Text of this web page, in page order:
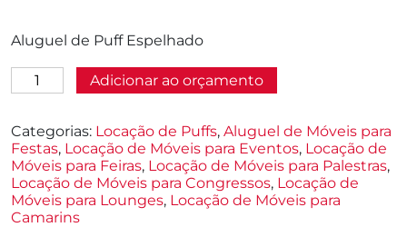
Aluguel de Puff Espelhado
Aluguel
de
Espelhado
quantidade
Adicionar ao orçamento
Categorias: Locação de Puffs, Aluguel de Móveis para
Festas, Locação de Móveis para Eventos, Locação de
Móveis para Feiras, Locação de Móveis para Palestras,
Locação de Móveis para Congressos, Locação de
Móveis para Lounges, Locação de Móveis para
Camarins